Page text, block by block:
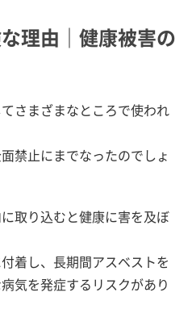
理由｜健康被害の
さまざまなところで使われ
禁止にまでなったのでしょ
取り込むと健康に害を及ぼ
着し、長期間アスベストを
気を発症するリスクがあり